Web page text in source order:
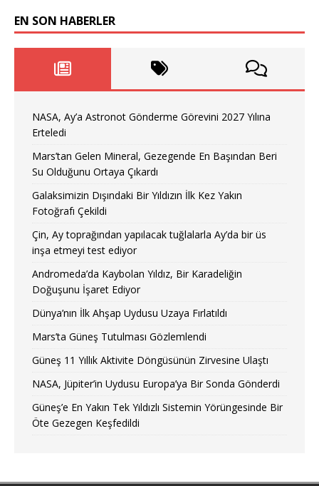
EN SON HABERLER
NASA, Ay’a Astronot Gönderme Görevini 2027 Yılına
Erteledi
Mars’tan Gelen Mineral, Gezegende En Başından Beri
Su Olduğunu Ortaya Çıkardı
Galaksimizin Dışındaki Bir Yıldızın İlk Kez Yakın
Fotoğrafı Çekildi
Çin, Ay toprağından yapılacak tuğlalarla Ay’da bir üs
inşa etmeyi test ediyor
Andromeda’da Kaybolan Yıldız, Bir Karadeliğin
Doğuşunu İşaret Ediyor
Dünya’nın İlk Ahşap Uydusu Uzaya Fırlatıldı
Mars’ta Güneş Tutulması Gözlemlendi
Güneş 11 Yıllık Aktivite Döngüsünün Zirvesine Ulaştı
NASA, Jüpiter’in Uydusu Europa’ya Bir Sonda Gönderdi
Güneş’e En Yakın Tek Yıldızlı Sistemin Yörüngesinde Bir
Öte Gezegen Keşfedildi